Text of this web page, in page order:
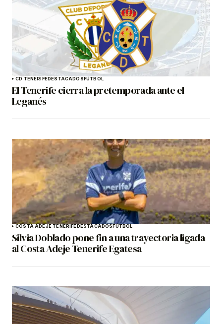
CD TENERIFEDESTACADOSFÚTBOL
El Tenerife cierra la pretemporada ante el
Leganés
COSTA ADEJE TENERIFEDESTACADOSFÚTBOL
Silvia Doblado pone fin a una trayectoria ligada
al Costa Adeje Tenerife Egatesa